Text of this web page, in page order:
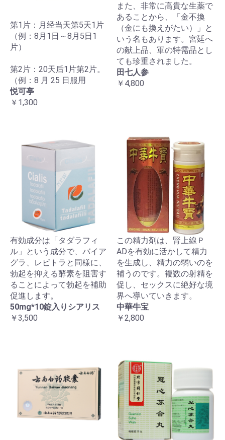
第1片：月经当天第5天1片
（例：8月1日～8月5日1
片）
第2片：20天后1片第2片。
（例：8 月 25 日服用
悦可亭
￥1,300
また、非常に高貴な生薬で
あることから、「金不換
（金にも換えがたい）」と
いう名もあります。宮廷へ
の献上品、軍の特需品とし
ても珍重されました。
田七人参
￥4,800
有効成分は「タダラフィ
ル」という成分で、バイア
グラ、レビトラと同様に、
勃起を抑える酵素を阻害す
ることによって勃起を補助
促進します。
50mg*10錠入りシアリス
￥3,500
この精力剤は、腎上線Ｐ
ADを有効に活かして精力
を生成し、精力の弱いのを
補うのです。複数の射精を
促し、セックスに絶好な境
界へ導いていきます。
中華牛宝
￥2,800